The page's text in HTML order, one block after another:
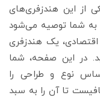
از این هندزفری‌های
به شما توصیه می‌شود
یک هندزفری
در این صفحه، شما
نوع و طراحی را
تا آن را به سبد